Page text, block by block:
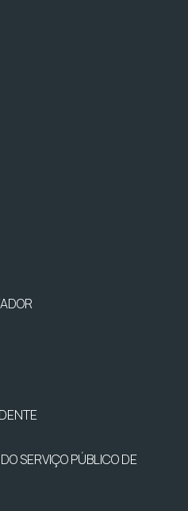
SERVIÇO PÚBLICO DE